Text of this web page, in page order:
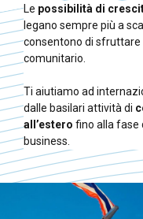
Le possibilità di
legano sempre più a
consentono di sfruttare
comunitario.
Ti aiutiamo ad
dalle basilari attività di
all’estero fino alla fase
business.